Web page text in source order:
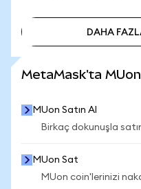
DAHA
MetaMask'ta MUon
MUon Satın Al
Birkaç dokunuşla
MUon Sat
MUon coin'lerinizi